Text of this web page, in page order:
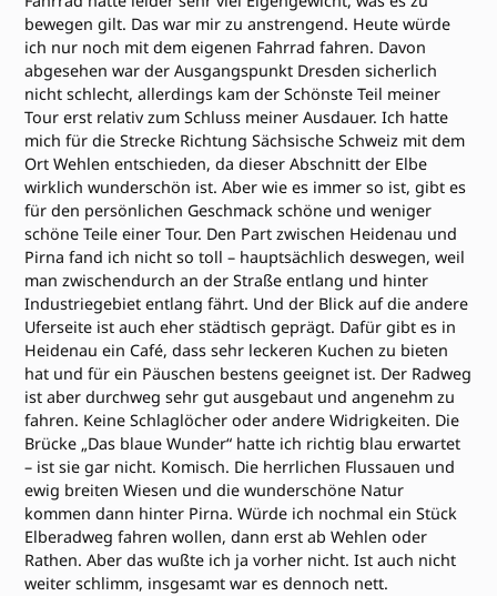
bewegen gilt. Das war mir zu anstrengend. Heute würde
ich nur noch mit dem eigenen Fahrrad fahren. Davon
abgesehen war der Ausgangspunkt Dresden sicherlich
nicht schlecht, allerdings kam der Schönste Teil meiner
Tour erst relativ zum Schluss meiner Ausdauer. Ich hatte
mich für die Strecke Richtung Sächsische Schweiz mit dem
Ort Wehlen entschieden, da dieser Abschnitt der Elbe
wirklich wunderschön ist. Aber wie es immer so ist, gibt es
für den persönlichen Geschmack schöne und weniger
schöne Teile einer Tour. Den Part zwischen Heidenau und
Pirna fand ich nicht so toll – hauptsächlich deswegen, weil
man zwischendurch an der Straße entlang und hinter
Industriegebiet entlang fährt. Und der Blick auf die andere
Uferseite ist auch eher städtisch geprägt. Dafür gibt es in
Heidenau ein Café, dass sehr leckeren Kuchen zu bieten
hat und für ein Päuschen bestens geeignet ist. Der Radweg
ist aber durchweg sehr gut ausgebaut und angenehm zu
fahren. Keine Schlaglöcher oder andere Widrigkeiten. Die
Brücke „Das blaue Wunder“ hatte ich richtig blau erwartet
– ist sie gar nicht. Komisch. Die herrlichen Flussauen und
ewig breiten Wiesen und die wunderschöne Natur
kommen dann hinter Pirna. Würde ich nochmal ein Stück
Elberadweg fahren wollen, dann erst ab Wehlen oder
Rathen. Aber das wußte ich ja vorher nicht. Ist auch nicht
weiter schlimm, insgesamt war es dennoch nett.